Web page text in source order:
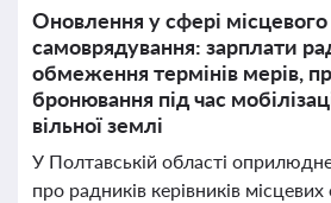
Оновлення у сфері місцевого
самоврядування: зарплати
обмеження термінів мерів,
бронювання під час
вільної землі
У Полтавській області
про радників керівників